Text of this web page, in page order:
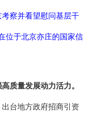
察并看望慰问基层干
位于北京亦庄的国家信
质量发展动力活力。
台地方政府招商引资